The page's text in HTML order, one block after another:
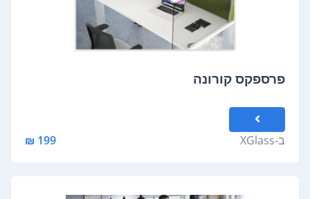
פרספקס קורונה
ב-XGlass
199 ₪